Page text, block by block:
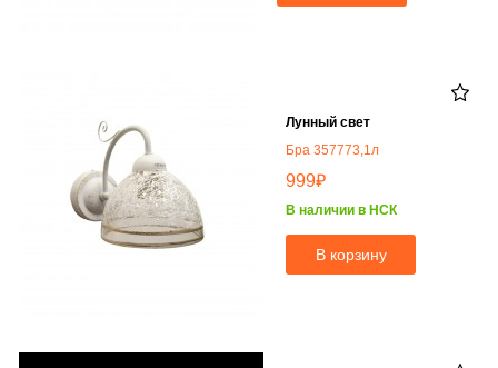
Лунный свет
Бра 357773,1л
999₽
В наличии в НСК
В корзину